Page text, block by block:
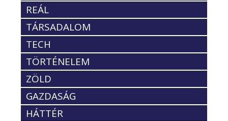
REÁL
TÁRSADALOM
TECH
TÖRTÉNELEM
ZÖLD
GAZDASÁG
HÁTTÉR